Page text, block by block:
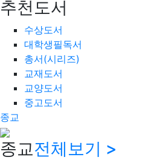
추천도서
수상도서
대학생필독서
총서(시리즈)
교재도서
교양도서
중고도서
종교
종교전체보기 >